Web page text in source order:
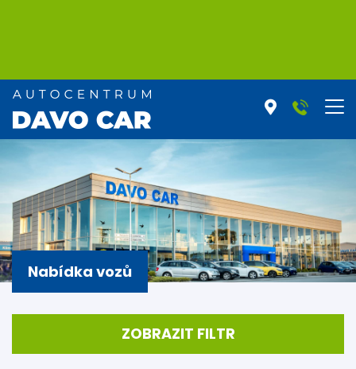
Nabídka vozů
ZOBRAZIT FILTR